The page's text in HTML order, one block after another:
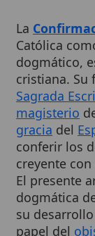
dogmático,
cristiana. Su
Sagrada
magisterio de
graciadel
conferir los
creyente con
El presente
dogmática de
su desarrollo
papel del
ofreciendo
del